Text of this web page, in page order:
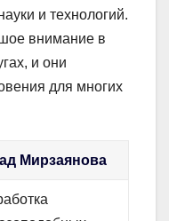
и технологий.
внимание в
и они
для многих
Мирзаянова